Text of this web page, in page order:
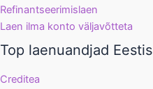
Refinantseerimislaen
Laen ilma konto väljavõtteta
Top laenuandjad Eestis
Creditea